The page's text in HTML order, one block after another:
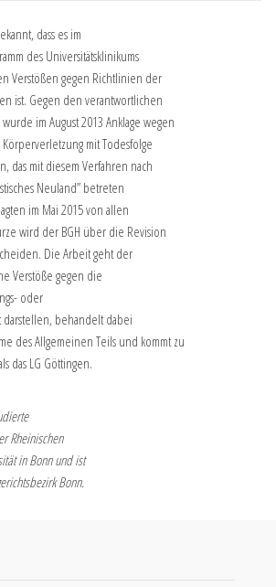
dass es im
des Universitätsklinikums
Verstößen gegen Richtlinien der
ist. Gegen den verantwortlichen
im August 2013 Anklage wegen
mit Todesfolge
das mit diesem Verfahren nach
Neuland” betreten
im Mai 2015 von allen
wird der BGH über die Revision
Die Arbeit geht der
Verstöße gegen die
oder
behandelt dabei
des Allgemeinen Teils und kommt zu
das LG Göttingen.
Rheinischen
in Bonn und ist
Bonn.